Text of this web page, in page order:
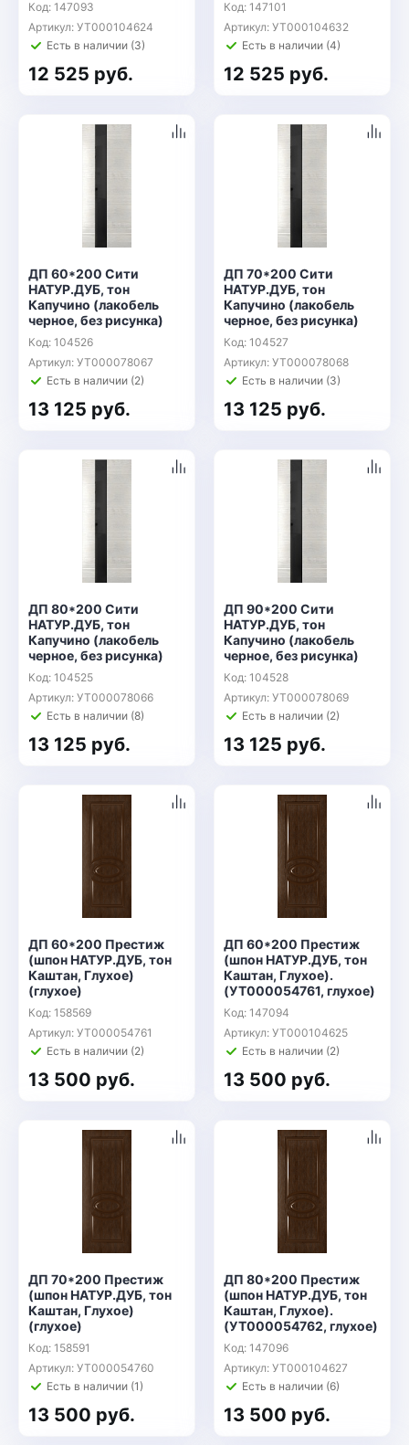
Код: 147093
Артикул: УТ000104624
Есть в наличии (3)
12 525 руб.
Код: 147101
Артикул: УТ000104632
Есть в наличии (4)
12 525 руб.
ДП 60*200 Сити
НАТУР.ДУБ, тон
Капучино (лакобель
черное, без рисунка)
Код: 104526
Артикул: УТ000078067
Есть в наличии (2)
13 125 руб.
ДП 70*200 Сити
НАТУР.ДУБ, тон
Капучино (лакобель
черное, без рисунка)
Код: 104527
Артикул: УТ000078068
Есть в наличии (3)
13 125 руб.
ДП 80*200 Сити
НАТУР.ДУБ, тон
Капучино (лакобель
черное, без рисунка)
Код: 104525
Артикул: УТ000078066
Есть в наличии (8)
13 125 руб.
ДП 90*200 Сити
НАТУР.ДУБ, тон
Капучино (лакобель
черное, без рисунка)
Код: 104528
Артикул: УТ000078069
Есть в наличии (2)
13 125 руб.
ДП 60*200 Престиж
(шпон НАТУР.ДУБ, тон
Каштан, Глухое)
(глухое)
Код: 158569
Артикул: УТ000054761
Есть в наличии (2)
13 500 руб.
ДП 60*200 Престиж
(шпон НАТУР.ДУБ, тон
Каштан, Глухое).
(УТ000054761, глухое)
Код: 147094
Артикул: УТ000104625
Есть в наличии (2)
13 500 руб.
ДП 70*200 Престиж
(шпон НАТУР.ДУБ, тон
Каштан, Глухое)
(глухое)
Код: 158591
Артикул: УТ000054760
Есть в наличии (1)
13 500 руб.
ДП 80*200 Престиж
(шпон НАТУР.ДУБ, тон
Каштан, Глухое).
(УТ000054762, глухое)
Код: 147096
Артикул: УТ000104627
Есть в наличии (6)
13 500 руб.